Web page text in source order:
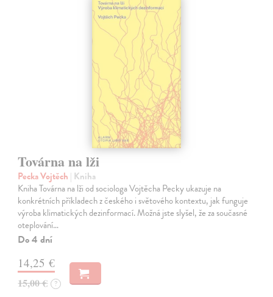
Továrna na lži
Pecka Vojtěch | Kniha
Kniha Továrna na lži od sociologa Vojtěcha Pecky ukazuje na
konkrétních příkladech z českého i světového kontextu, jak funguje
výroba klimatických dezinformací. Možná jste slyšel, že za současné
oteplování…
Do 4 dní
14,25 €
15,00 € ?